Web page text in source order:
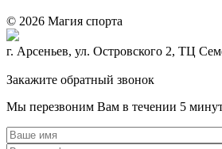
© 2026 Магия спорта
г. Арсеньев, ул. Островского 2, ТЦ
Закажите обратный звонок
Мы перезвоним Вам в течении 5